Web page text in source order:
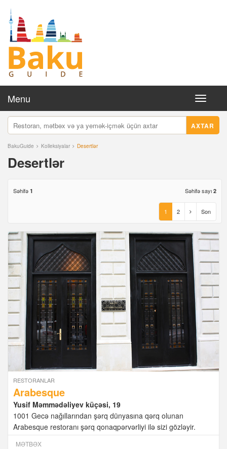
Toggle
Menu
AXTAR
BakuGuide Kolleksiyalar Desertlər
Desertlər
Səhifə 1 Səhifə sayı 2
1 2 Son
RESTORANLAR
Arabesque
Yusif Məmmədəliyev küçəsi, 19
1001 Gecə nağıllarından şərq dünyasına qərq olunan
Arabesque restoranı şərq qonaqpərvərliyi ilə sizi gözləyir.
MƏTBƏX